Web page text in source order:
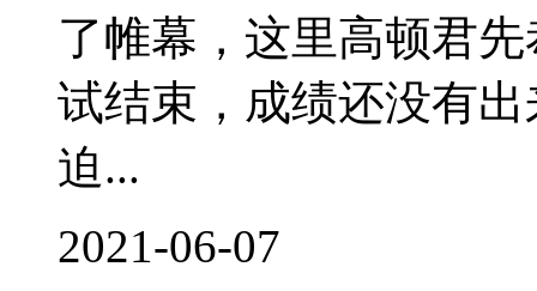
了帷幕，这里高顿君
试结束，成绩还没有
迫...
2021-06-07